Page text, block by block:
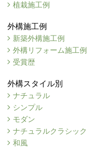
植栽施工例
外構施工例
新築外構施工例
外構リフォーム施工例
受賞歴
外構スタイル別
ナチュラル
シンプル
モダン
ナチュラルクラシック
和風